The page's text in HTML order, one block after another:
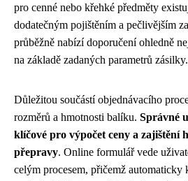
pro cenné nebo křehké předměty
dodatečným pojištěním a pečlivějším
průběžně nabízí doporučení ohledně
na základě zadaných parametrů zásilky.
Důležitou součástí objednávacího
rozměrů a hmotnosti balíku. Správné
klíčové pro výpočet ceny a zajištění
přepravy. Online formulář vede
celým procesem, přičemž automaticky